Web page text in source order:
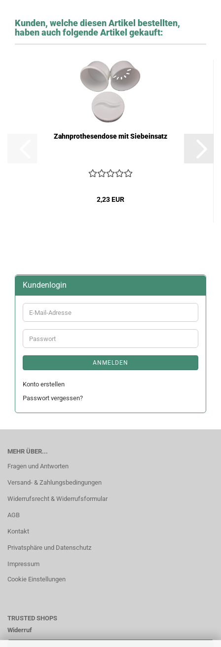
Kunden, welche diesen Artikel bestellten,
haben auch folgende Artikel gekauft:
Zahnprothesendose mit Siebeinsatz
2,23 EUR
Kundenlogin
E-
Mail-
Adresse
Passwort
ANMELDEN
Konto erstellen
Passwort vergessen?
MEHR ÜBER...
Fragen und Antworten
Versand- & Zahlungsbedingungen
Widerrufsrecht & Widerrufsformular
AGB
Kontakt
Privatsphäre und Datenschutz
Impressum
Cookie Einstellungen
TRUSTED SHOPS
Widerruf